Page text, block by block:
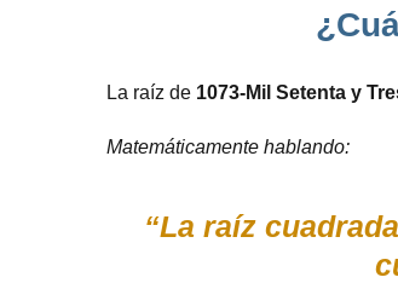
La raíz de 1073-Mil Setenta y
Matemáticamente hablando:
“La raíz